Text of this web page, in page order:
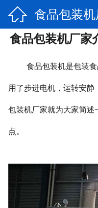
 食品包装
和
食品包装机厂家
食品包装机是包装
用了步进电机，运转安静
包装机厂家就为大家简述
点。